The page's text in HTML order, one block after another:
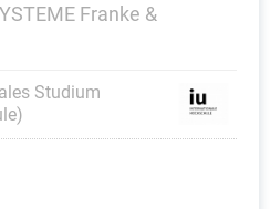
Franke &
Studium